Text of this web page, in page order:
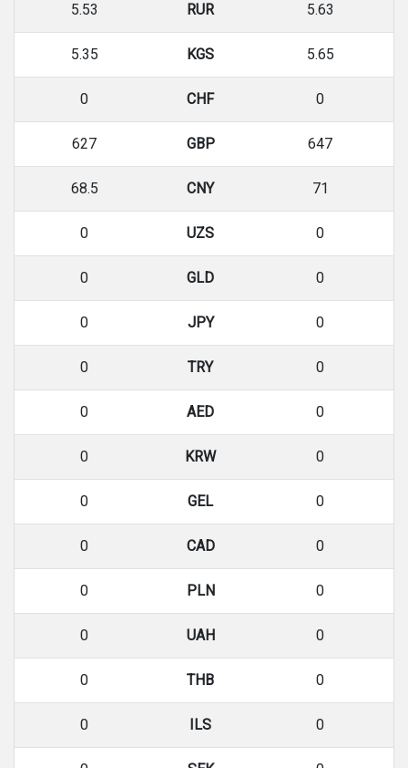
5.53 RUR 5.63
5.35 KGS 5.65
0 CHF 0
627 GBP 647
68.5 CNY 71
0 UZS 0
0 GLD 0
0 JPY 0
0 TRY 0
0 AED 0
0 KRW 0
0 GEL 0
0 CAD 0
0 PLN 0
0 UAH 0
0 THB 0
0 ILS 0